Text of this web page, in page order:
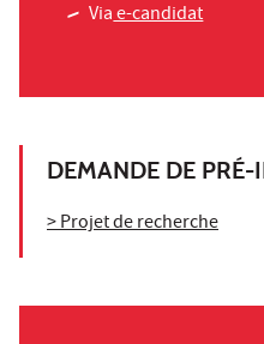
Viae-candidat
DEMANDE DE PRÉ-
> Projet de recherche